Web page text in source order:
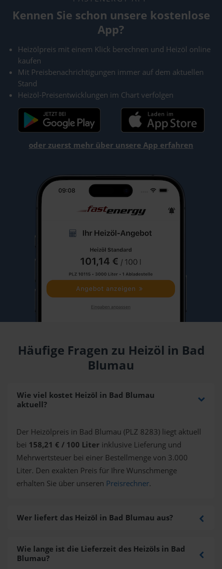
Kennen Sie schon unsere kostenlose
App?
Heizölpreis mit einem Klick berechnen und Heizöl online
kaufen
Mit Preisbenachrichtigungen immer auf dem aktuellen
Stand
Heizöl-Preisentwicklungen im Chart verfolgen
oder zuerst mehr über unsere App erfahren
Häufige Fragen zu Heizöl in Bad
Blumau
Wie viel kostet Heizöl in Bad Blumau
aktuell?
Der Heizölpreis in Bad Blumau (PLZ 8283) liegt aktuell
bei 158,21 € / 100 Liter inklusive Lieferung und
Mehrwertsteuer bei einer Bestellmenge von 3.000
Liter. Den exakten Preis für Ihre Wunschmenge
erhalten Sie über unseren Preisrechner.
Wer liefert das Heizöl in Bad Blumau aus?
Wie lange ist die Lieferzeit des Heizöls in Bad
Blumau?